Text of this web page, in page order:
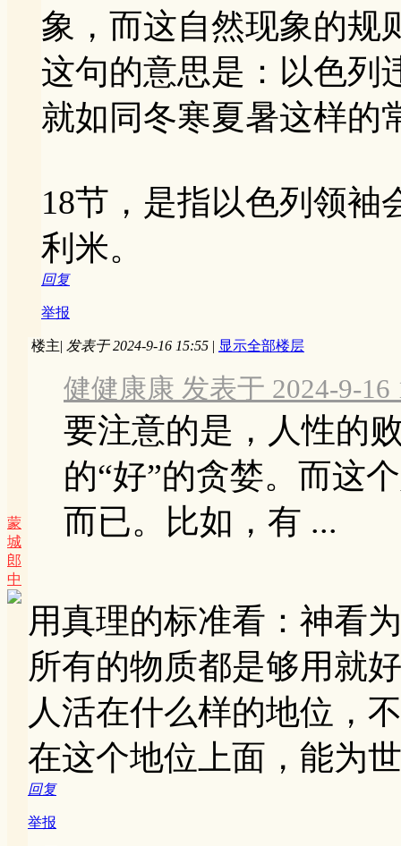
象，而这自然现象的规
这句的意思是：以色列
就如同冬寒夏暑这样的
18节，是指以色列领袖
利米。
回复
举报
蒙
城
郎
中
楼主| 发表于 2024-9-16 15:55 | 显示全部楼层
健健康康 发表于 2024-9-16
要注意的是，人性的
的“好”的贪婪。而这
而已。比如，有 ...
用真理的标准看：神看
所有的物质都是够用就
人活在什么样的地位，
在这个地位上面，能为
回复
举报